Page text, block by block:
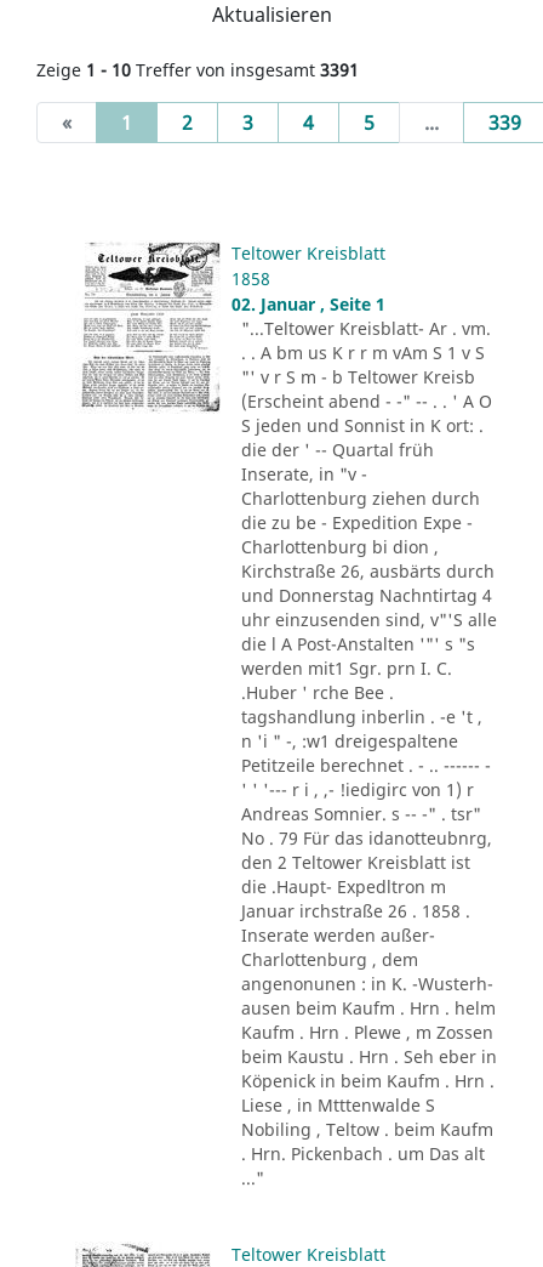
Aktualisieren
Zeige 1 - 10 Treffer von insgesamt 3391
« 1 (current)
2 3 4 5 ... 339
Teltower Kreisblatt
1858
02. Januar , Seite 1
"...Teltower Kreisblatt- Ar . vm.
. . A bm us K r r m vAm S 1 v S
"' v r S m - b Teltower Kreisb
(Erscheint abend - -" -- . . ' A O
S jeden und Sonnist in K ort: .
die der ' -- Quartal früh
Inserate, in "v -
Charlottenburg ziehen durch
die zu be - Expedition Expe -
Charlottenburg bi dion ,
Kirchstraße 26, ausbärts durch
und Donnerstag Nachntirtag 4
uhr einzusenden sind, v"'S alle
die l A Post-Anstalten '"' s "s
werden mit1 Sgr. prn I. C.
.Huber ' rche Bee .
tagshandlung inberlin . -e 't ,
n 'i " -, :w1 dreigespaltene
Petitzeile berechnet . - .. ------ -
' ' '--- r i , ,- !iedigirc von 1) r
Andreas Somnier. s -- -" . tsr"
No . 79 Für das idanotteubnrg,
den 2 Teltower Kreisblatt ist
die .Haupt- Expedltron m
Januar irchstraße 26 . 1858 .
Inserate werden außer-
Charlottenburg , dem
angenonunen : in K. -Wusterh-
ausen beim Kaufm . Hrn . helm
Kaufm . Hrn . Plewe , m Zossen
beim Kaustu . Hrn . Seh eber in
Köpenick in beim Kaufm . Hrn .
Liese , in Mtttenwalde S
Nobiling , Teltow . beim Kaufm
. Hrn. Pickenbach . um Das alt
..."
Teltower Kreisblatt